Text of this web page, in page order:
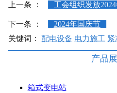
上一条 ： 工会组织发放
下一条 ：
2024年国庆节
关键词： 配电设备 电力施工 紧
产品
箱式变电站